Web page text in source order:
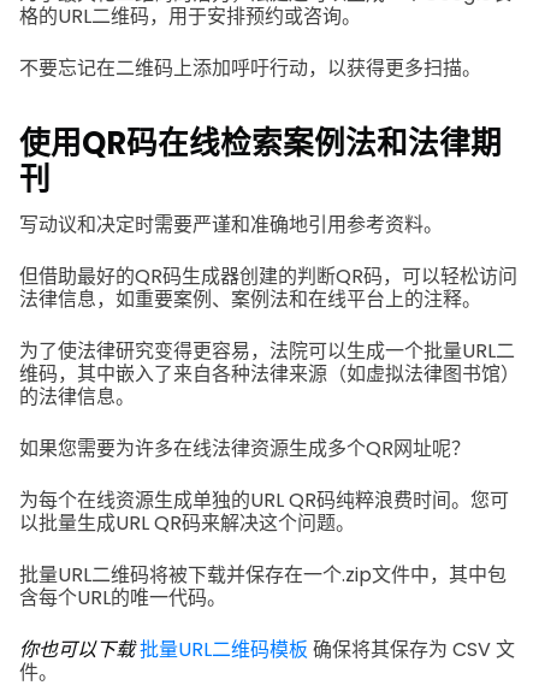
格的URL二维码，用于安排预约或咨询。
不要忘记在二维码上添加呼吁行动，以获得更多扫描。
使用QR码在线检索案例法和法律期
刊
写动议和决定时需要严谨和准确地引用参考资料。
但借助最好的QR码生成器创建的判断QR码，可以轻松访问
法律信息，如重要案例、案例法和在线平台上的注释。
为了使法律研究变得更容易，法院可以生成一个批量URL二
维码，其中嵌入了来自各种法律来源（如虚拟法律图书馆）
的法律信息。
如果您需要为许多在线法律资源生成多个QR网址呢？
为每个在线资源生成单独的URL QR码纯粹浪费时间。您可
以批量生成URL QR码来解决这个问题。
批量URL二维码将被下载并保存在一个.zip文件中，其中包
含每个URL的唯一代码。
你也可以下载批量URL二维码模板确保将其保存为 CSV 文
件。